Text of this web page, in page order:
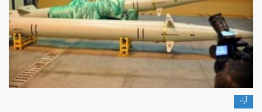
آراء